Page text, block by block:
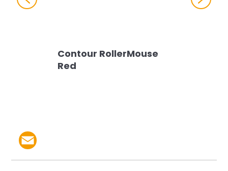
Contour RollerMouse
Red
Previous Next
Partager le produit par